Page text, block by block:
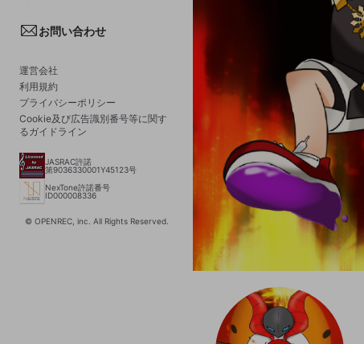
中文(簡体)
お問い合わせ
運営会社
利用規約
プライバシーポリシー
Cookie及び広告識別番号等に関す
るガイドライン
JASRAC許諾
第9036330001Y45123号
NexTone許諾番号
ID000008336
© OPENREC, inc. All Rights Reserved.